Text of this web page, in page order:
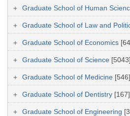
Graduate School of Human
Graduate School of Law and
Graduate School of Economics
Graduate School of Science [5043]
Graduate School of Medicine [546]
Graduate School of Dentistry [167]
Graduate School of Engineering